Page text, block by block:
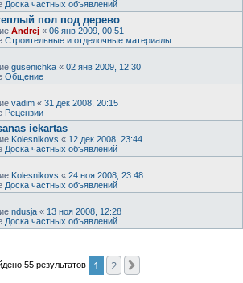
Доска частных объявлений
пол под дерево
Andrej « 06 янв 2009, 00:51
Строительные и отделочные материалы
gusenichka « 02 янв 2009, 12:30
Общение
vadim « 31 дек 2008, 20:15
Рецензии
iekartas
Kolesnikovs « 12 дек 2008, 23:44
Доска частных объявлений
Kolesnikovs « 24 ноя 2008, 23:48
Доска частных объявлений
ndusja « 13 ноя 2008, 12:28
Доска частных объявлений
55 результатов 1 2